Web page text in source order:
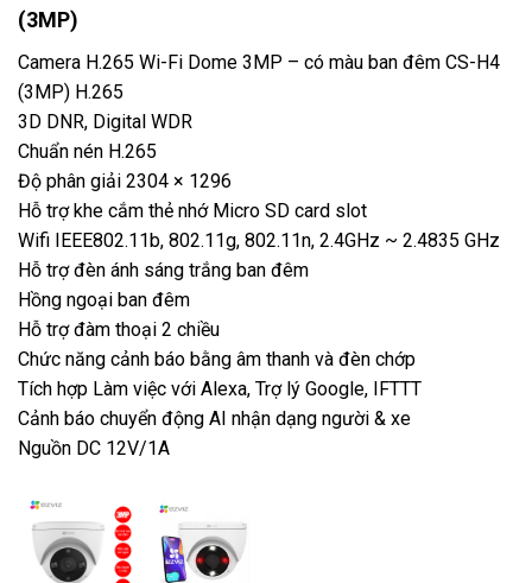
(3MP)
Camera H.265 Wi-Fi Dome 3MP – có màu ban đêm CS-H4
(3MP) H.265
3D DNR, Digital WDR
Chuẩn nén H.265
Độ phân giải 2304 × 1296
Hỗ trợ khe cắm thẻ nhớ Micro SD card slot
Wifi IEEE802.11b, 802.11g, 802.11n, 2.4GHz ~ 2.4835 GHz
Hỗ trợ đèn ánh sáng trắng ban đêm
Hồng ngoại ban đêm
Hỗ trợ đàm thoại 2 chiều
Chức năng cảnh báo bằng âm thanh và đèn chớp
Tích hợp Làm việc với Alexa, Trợ lý Google, IFTTT
Cảnh báo chuyển động AI nhận dạng người & xe
Nguồn DC 12V/1A